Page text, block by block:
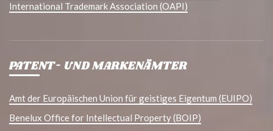
International Trademark Association (OAPI)
PATENT- UND MARKENÄMTER
Amt der Europäischen Union für geistiges Eigentum (EUIPO)
Benelux Office for Intellectual Property (BOIP)